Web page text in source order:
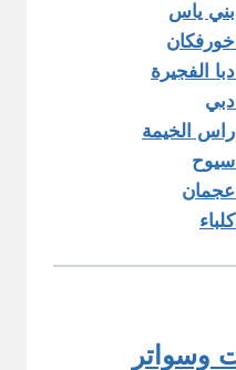
ياس
الفجيرة
الخيمة
وسواتر